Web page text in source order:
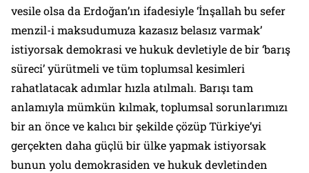
vesile olsa da Erdoğan’ın ifadesiyle ‘İnşallah bu sefer
menzil-i maksudumuza kazasız belasız varmak’
istiyorsak demokrasi ve hukuk devletiyle de bir ‘barış
süreci’ yürütmeli ve tüm toplumsal kesimleri
rahatlatacak adımlar hızla atılmalı. Barışı tam
anlamıyla mümkün kılmak, toplumsal sorunlarımızı
bir an önce ve kalıcı bir şekilde çözüp Türkiye’yi
gerçekten daha güçlü bir ülke yapmak istiyorsak
bunun yolu demokrasiden ve hukuk devletinden